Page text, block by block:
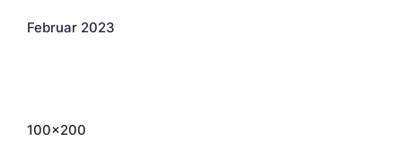
Februar 2023
100×200